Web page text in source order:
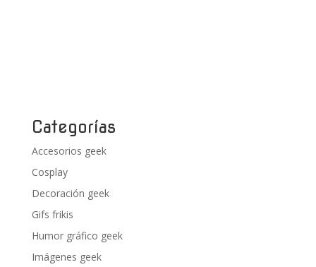
Categorías
Accesorios geek
Cosplay
Decoración geek
Gifs frikis
Humor gráfico geek
Imágenes geek